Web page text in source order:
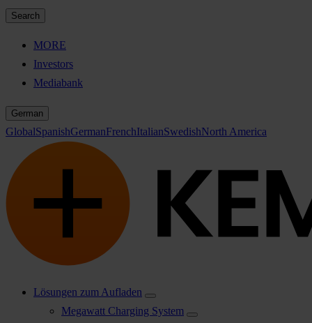
Search
MORE
Investors
Mediabank
German
GlobalSpanishGermanFrenchItalianSwedishNorth America
Lösungen zum Aufladen
Megawatt Charging System